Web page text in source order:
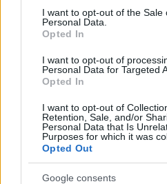
consent section.
I want to opt-out of the Sale
Personal Data.
Opted In
I want to opt-out of
Personal Data for Targeted
Opted In
I want to opt-out of
Retention, Sale, and/or
Personal Data that Is
Purposes for which it was
Opted Out
Google consents
Ablonczy Balázs
Öngyilkosság
Nyári Gábor
Kortárs reflexiók
Csapodi Csaba
Teleki Pál